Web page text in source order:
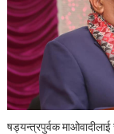
षड्यन्त्रपुर्वक माओवादीलाई